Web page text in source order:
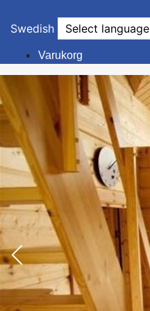
Swedish Select language
Varukorg